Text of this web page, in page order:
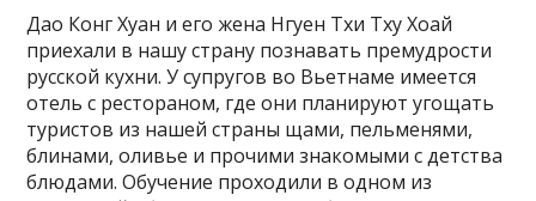
Дао Конг Хуан и его жена Нгуен Тхи Тху Хоай
приехали в нашу страну познавать премудрости
русской кухни. У супругов во Вьетнаме имеется
отель с рестораном, где они планируют угощать
туристов из нашей страны щами, пельменями,
блинами, оливье и прочими знакомыми с детства
блюдами. Обучение проходили в одном из